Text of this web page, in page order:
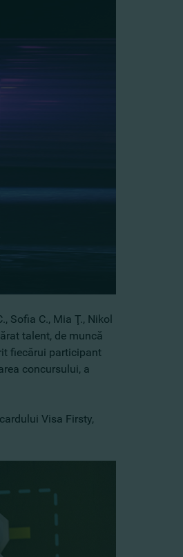
Sofia C., Mia Ţ., Nikol
talent, de muncă
fiecărui participant
concursului, a
Visa Firsty,